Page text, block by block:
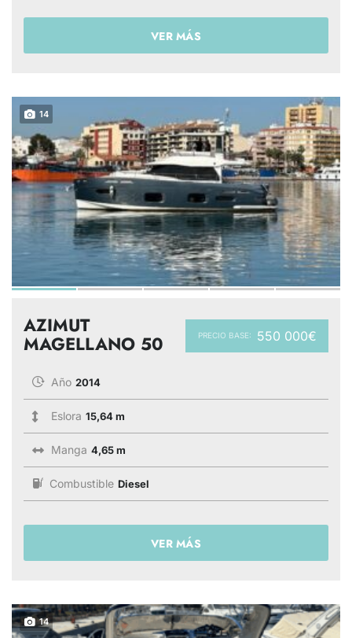
VER MÁS
14
PRECIO BASE: 550 000€
AZIMUT
MAGELLANO 50
Año 2014
Eslora 15,64 m
Manga 4,65 m
Combustible Diesel
VER MÁS
14